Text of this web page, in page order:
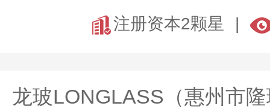
注册资本2颗星
龙玻LONGLASS（惠州市